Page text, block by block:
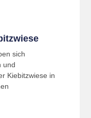
sich
und
Kiebitzwiese in